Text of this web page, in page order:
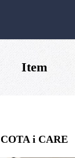
Item
COTA i CARE